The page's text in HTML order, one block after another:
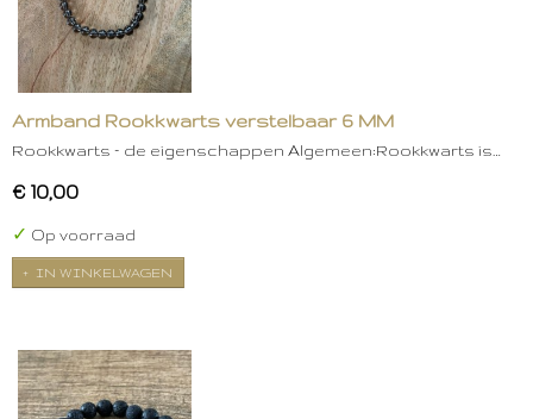
Armband Rookkwarts verstelbaar 6 MM
Rookkwarts – de eigenschappen Algemeen:Rookkwarts is…
€ 10,00
✓ Op voorraad
IN WINKELWAGEN